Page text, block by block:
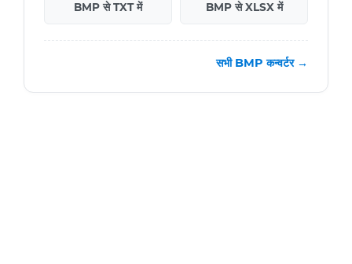
BMP से TXT में BMP से XLSX में
सभी BMP कन्वर्टर →